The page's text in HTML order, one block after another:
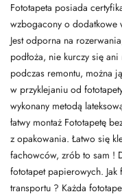
Fototapeta posiada
wzbogacony o dodatkowe
Jest odporna na
podłoża, nie kurczy się
podczas remontu, można
w przyklejaniu od
wykonany metodą
łatwy montaż Fototapetę
z opakowania. Łatwo się
fachowców, zrób to sam !
fototapet papierowych. Jak
transportu ? Każda